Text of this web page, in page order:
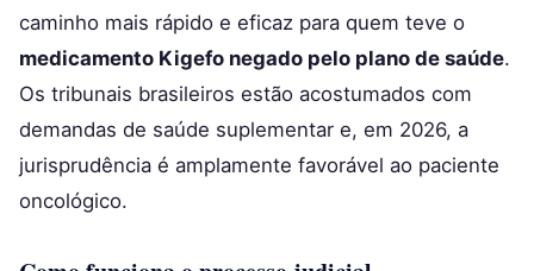
caminho mais rápido e eficaz para quem teve o
medicamento Kigefo negado pelo plano de saúde.
Os tribunais brasileiros estão acostumados com
demandas de saúde suplementar e, em 2026, a
jurisprudência é amplamente favorável ao paciente
oncológico.